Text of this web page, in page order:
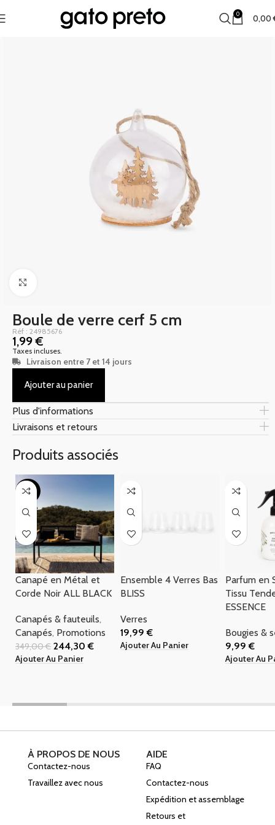
0 0,00
Boule de verre cerf 5 cm
Réf : 24985676
1,99€
Taxes incluses.
Livraison entre 7 et 14 jours
Ajouter au panier
Plus d'informations
Livraisons et retours
Produits associés
-30%
Canapé en Métal et
Corde Noir ALL BLACK
Canapés & fauteuils,
Canapés, Promotions
349,00€ 244,30€
Ajouter Au Panier
Ensemble 4 Verres Bas
BLISS
Verres
19,99€
Ajouter Au Panier
Parfum en
Tissu
ESSENCE
Bougies &
9,99€
Ajouter Au
À PROPOS DE NOUS
Contactez-nous
Travaillez avec nous
AIDE
FAQ
Contactez-nous
Expédition et assemblage
Retours et